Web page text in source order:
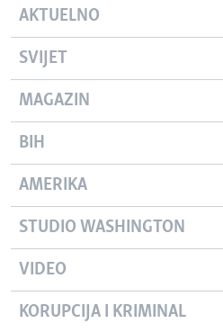
AKTUELNO
SVIJET
MAGAZIN
BIH
AMERIKA
STUDIO WASHINGTON
VIDEO
KORUPCIJA I KRIMINAL